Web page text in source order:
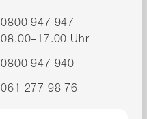
0800 947 947
08.00–17.00 Uhr
0800 947 940
061 277 98 76